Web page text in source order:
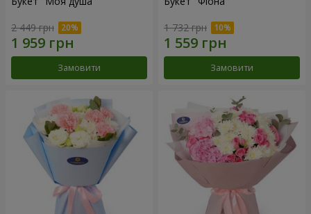
2 449 грн
Замовити
1 732 грн
Замовити